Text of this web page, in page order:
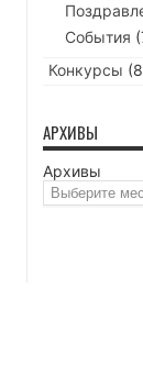
События
Конкурсы
АРХИВЫ
Архивы